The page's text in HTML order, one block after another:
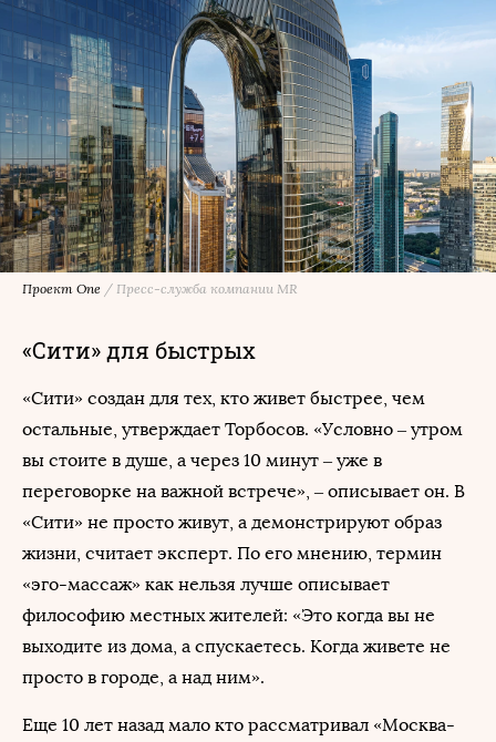
Проект One / Пресс-служба компании MR
«Сити» для быстрых
«Сити» создан для тех, кто живет быстрее, чем
остальные, утверждает Торбосов. «Условно – утром
вы стоите в душе, а через 10 минут ‒ уже в
переговорке на важной встрече», – описывает он. В
«Сити» не просто живут, а демонстрируют образ
жизни, считает эксперт. По его мнению, термин
«эго-массаж» как нельзя лучше описывает
философию местных жителей: «Это когда вы не
выходите из дома, а спускаетесь. Когда живете не
просто в городе, а над ним».
Еще 10 лет назад мало кто рассматривал «Москва-